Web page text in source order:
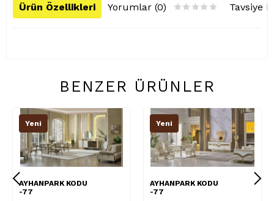
Ürün Özellikleri Yorumlar (0) Tavsiye
BENZER ÜRÜNLER
Yeni
AYHANPARK KODU
-77
Yeni
AYHANPARK KODU
-77